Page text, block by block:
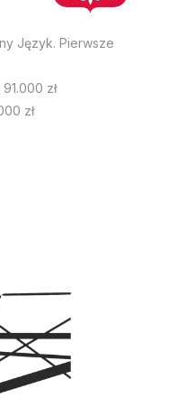
Język. Pierwsze
zł
zł